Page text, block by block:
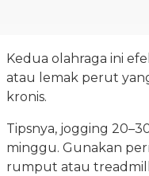
Kedua olahraga ini
atau lemak perut
kronis.
Tipsnya, jogging
minggu. Gunakan
rumput atau